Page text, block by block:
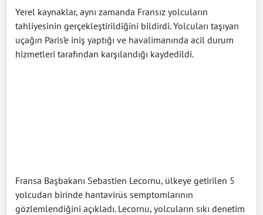
Yerel kaynaklar, aynı zamanda Fransız yolcuların
tahliyesinin gerçekleştirildiğini bildirdi. Yolcuları taşıyan
uçağın Paris’e iniş yaptığı ve havalimanında acil durum
hizmetleri tarafından karşılandığı kaydedildi.
Fransa Başbakanı Sebastien Lecornu, ülkeye getirilen 5
yolcudan birinde hantavirüs semptomlarının
gözlemlendiğini açıkladı. Lecornu, yolcuların sıkı denetim